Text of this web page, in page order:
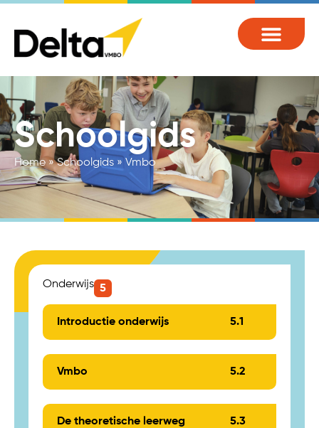
Schoolgids
Home»Schoolgids » Vmbo
Onderwijs 5
Introductie onderwijs 5.1
Vmbo 5.2
De theoretische leerweg 5.3